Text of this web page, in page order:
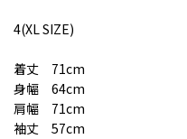
4(XL SIZE)
着丈 71cm
身幅 64cm
肩幅 71cm
袖丈 57cm